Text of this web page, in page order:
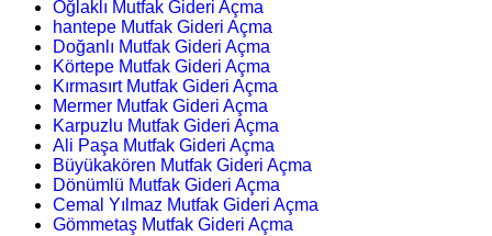
Oğlaklı Mutfak Gideri Açma
hantepe Mutfak Gideri Açma
Doğanlı Mutfak Gideri Açma
Körtepe Mutfak Gideri Açma
Kırmasırt Mutfak Gideri Açma
Mermer Mutfak Gideri Açma
Karpuzlu Mutfak Gideri Açma
Ali Paşa Mutfak Gideri Açma
Büyükakören Mutfak Gideri Açma
Dönümlü Mutfak Gideri Açma
Cemal Yılmaz Mutfak Gideri Açma
Gömmetaş Mutfak Gideri Açma